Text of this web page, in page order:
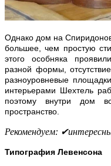
Однако дом на
большее, чем простую
этого особняка
разной формы,
разноуровневые
интерьерами Шехтель
поэтому внутри дом
пространство.
Рекомендуем:
Типография Левенсона